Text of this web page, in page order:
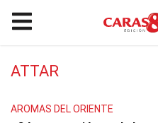
ATTAR
AROMAS DEL ORIENTE